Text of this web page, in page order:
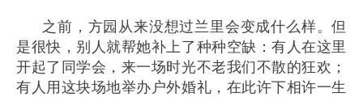
之前，方园从来没想过兰里会变成什么样。但
是很快，别人就帮她补上了种种空缺：有人在这里
开起了同学会，来一场时光不老我们不散的狂欢；
有人用这块场地举办户外婚礼，在此许下相许一生